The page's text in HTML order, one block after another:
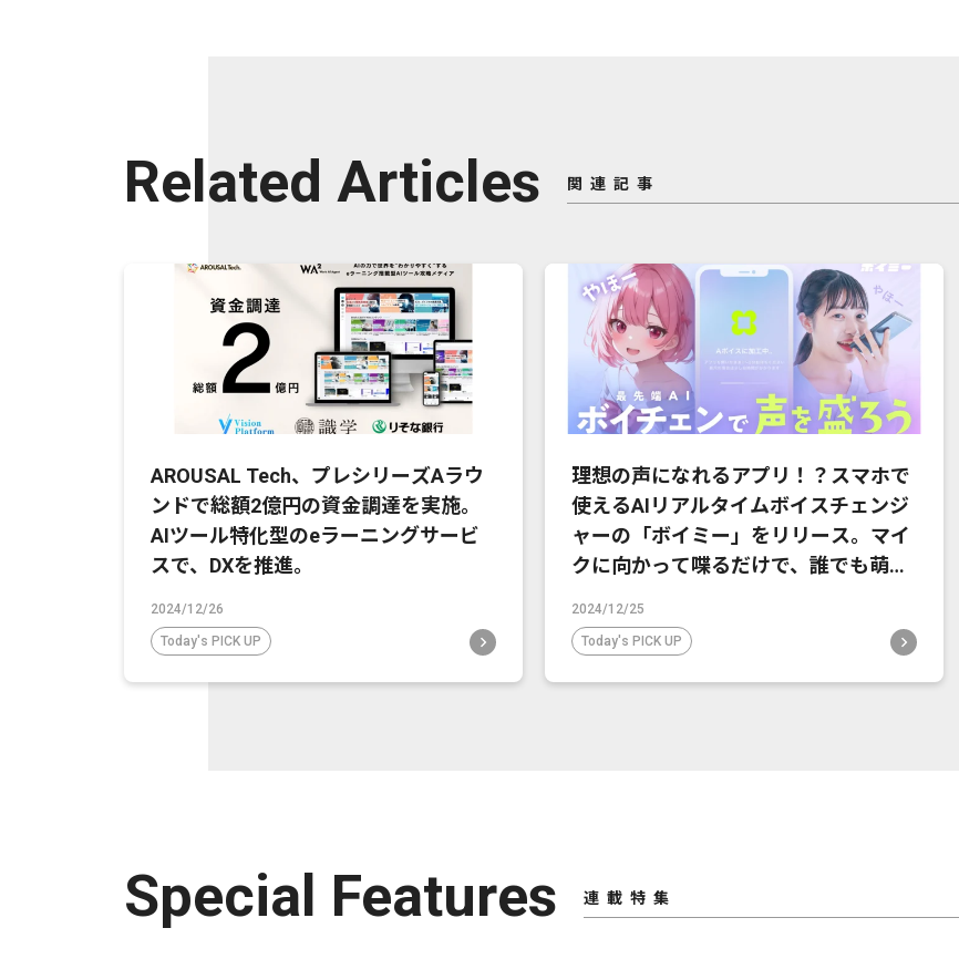
Related Articles 関連記事
AROUSAL Tech、プレシリーズAラウ
ンドで総額2億円の資金調達を実施。
AIツール特化型のeラーニングサービ
スで、DXを推進。
2024/12/26
Today's PICK UP
理想の声になれるアプリ！？スマホで
使えるAIリアルタイムボイスチェンジ
ャーの「ボイミー」をリリース。マイ
クに向かって喋るだけで、誰でも萌え
2024/12/25
Today's PICK UP
Special Features 連載特集